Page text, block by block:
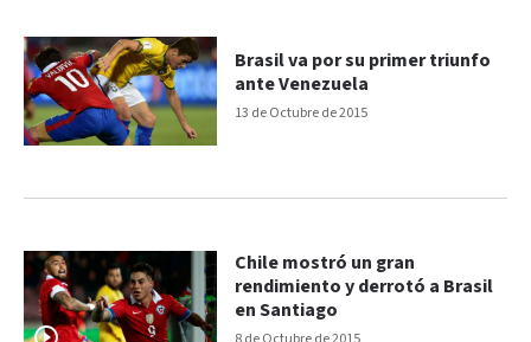
13 de Octubre de 2015
Brasil va por su primer triunfo
ante Venezuela
Chile mostró un gran
rendimiento y derrotó a Brasil
en Santiago